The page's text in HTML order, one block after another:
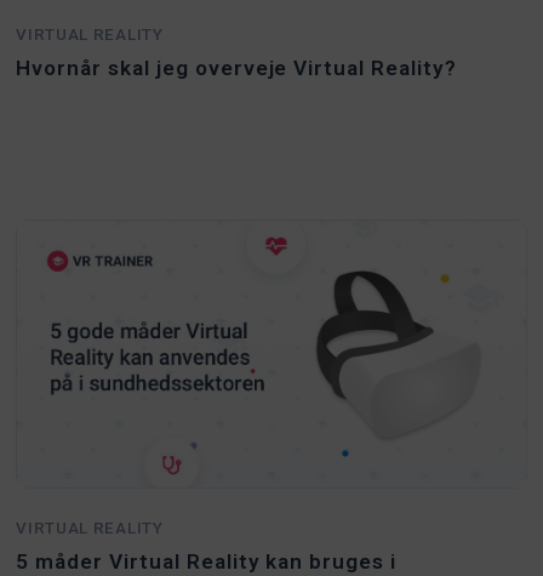
VIRTUAL REALITY
Hvornår skal jeg overveje Virtual Reality?
VIRTUAL REALITY
5 måder Virtual Reality kan bruges i